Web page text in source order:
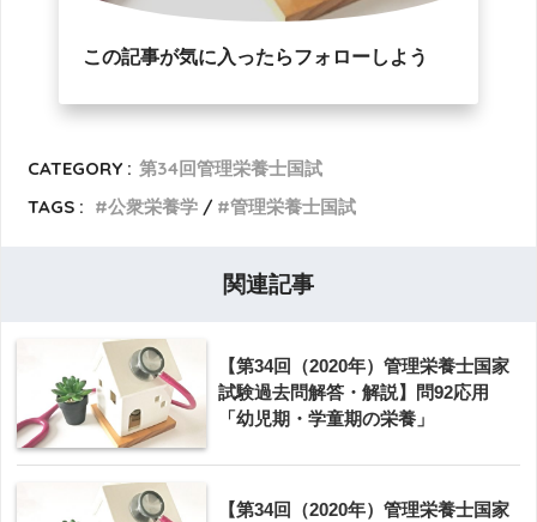
この記事が気に入ったらフォローしよう
CATEGORY : 第34回管理栄養士国試
TAGS :
公衆栄養学 管理栄養士国試
関連記事
【第34回（2020年）管理栄養士国家
試験過去問解答・解説】問92応用
「幼児期・学童期の栄養」
【第34回（2020年）管理栄養士国家